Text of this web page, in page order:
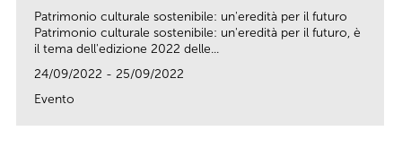
Patrimonio culturale sostenibile: un'eredità per il futuro
Patrimonio culturale sostenibile: un'eredità per il futuro, è
il tema dell'edizione 2022 delle...
24/09/2022 - 25/09/2022
Evento